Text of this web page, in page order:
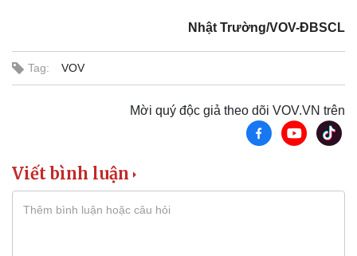
Nhật Trường/VOV-ĐBSCL
Tag: VOV
Mời quý độc giả theo dõi VOV.VN trên
Viết bình luận